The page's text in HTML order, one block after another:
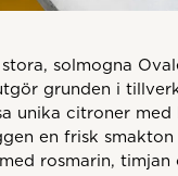
stora, solmogna
grunden i
unika citroner
en frisk smakton
rosmarin, timjan